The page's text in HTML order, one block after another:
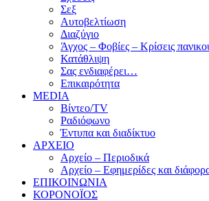
Σεξ
Αυτοβελτίωση
Διαζύγιο
Άγχος – Φοβίες – Κρίσεις
Κατάθλιψη
Σας ενδιαφέρει…
Επικαιρότητα
MEDIA
Βίντεο/TV
Ραδιόφωνο
Έντυπα και διαδίκτυο
ΑΡΧΕΙΟ
Αρχείο – Περιοδικά
Αρχείο – Εφημερίδες και
ΕΠΙΚΟΙΝΩΝΙΑ
ΚΟΡΟΝΟΪΟΣ